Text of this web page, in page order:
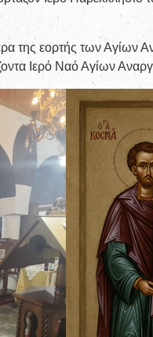
της εορτής των
Ιερό Ναό Αγίων